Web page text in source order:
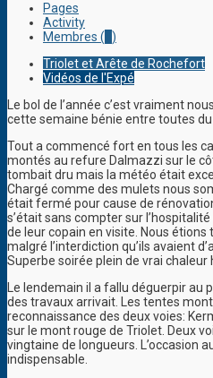
Pages
Activity
Membres ( )
Triolet et Arête de Rochefort
Vidéos de l'Expé
Le bol de l’année c’est vraiment
cette semaine bénie entre toutes du
Tout a commencé fort en tous les
montés au refure Dalmazzi sur le
tombait dru mais la météo était
Chargé comme des mulets nous
était fermé pour cause de
s’était sans compter sur
de leur copain en visite. Nous
malgré l’interdiction qu’ils avaient
Superbe soirée plein de vrai chaleur
Le lendemain il a fallu déguerpir au
des travaux arrivait. Les tentes
reconnaissance des deux voies:
sur le mont rouge de Triolet. Deux
vingtaine de longueurs. L’occasion
indispensable.